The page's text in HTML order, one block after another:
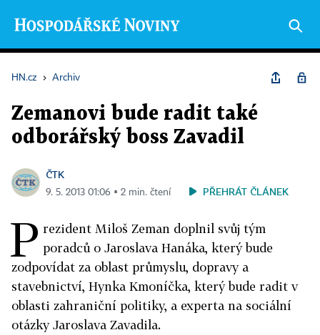
HN.cz › Archiv
Zemanovi bude radit také
odborářský boss Zavadil
ČTK
9. 5. 2013 01:06 ▪ 2 min. čtení PŘEHRÁT ČLÁNEK
P rezident Miloš Zeman doplnil svůj tým
poradců o Jaroslava Hanáka, který bude
zodpovídat za oblast průmyslu, dopravy a
stavebnictví, Hynka Kmoníčka, který bude radit v
oblasti zahraniční politiky, a experta na sociální
otázky Jaroslava Zavadila.